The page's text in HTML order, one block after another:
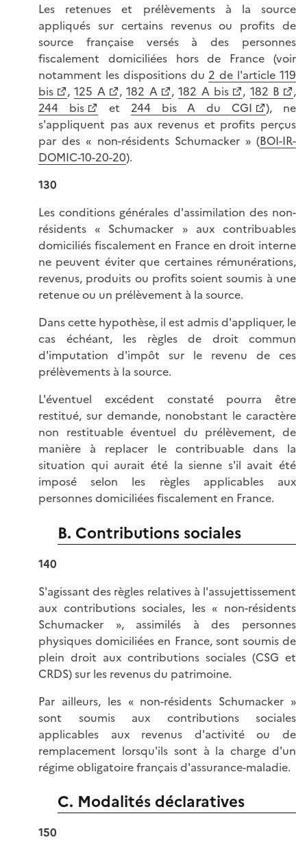
Les retenues et prélèvements à la source
appliqués sur certains revenus ou profits de
source française versés à des personnes
fiscalement domiciliées hors de France (voir
notamment les dispositions du 2 de l'article 119
bis
,125 A ,182 A ,182 A bis , 182 B
,
244 bis
et 244 bis A du CGI
), ne
s'appliquent pas aux revenus et profits perçus
par des « non-résidents Schumacker » (BOI-IR-
DOMIC-10-20-20).
130
Les conditions générales d'assimilation des non-
résidents « Schumacker » aux contribuables
domiciliés fiscalement en France en droit interne
ne peuvent éviter que certaines rémunérations,
revenus, produits ou profits soient soumis à une
retenue ou un prélèvement à la source.
Dans cette hypothèse, il est admis d'appliquer, le
cas échéant, les règles de droit commun
d'imputation d'impôt sur le revenu de ces
prélèvements à la source.
L'éventuel excédent constaté pourra être
restitué, sur demande, nonobstant le caractère
non restituable éventuel du prélèvement, de
manière à replacer le contribuable dans la
situation qui aurait été la sienne s'il avait été
imposé selon les règles applicables aux
personnes domiciliées fiscalement en France.
B. Contributions sociales
140
S'agissant des règles relatives à l'assujettissement
aux contributions sociales, les « non-résidents
Schumacker », assimilés à des personnes
physiques domiciliées en France, sont soumis de
plein droit aux contributions sociales (CSG et
CRDS) sur les revenus du patrimoine.
Par ailleurs, les « non-résidents Schumacker »
sont soumis aux contributions sociales
applicables aux revenus d'activité ou de
remplacement lorsqu'ils sont à la charge d'un
régime obligatoire français d'assurance-maladie.
C. Modalités déclaratives
150